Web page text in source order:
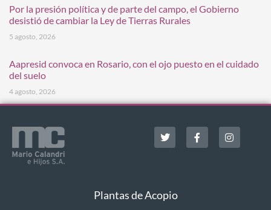
Por la presión política y de parte del campo, el Gobierno
desistió de cambiar la Ley de Tierras Rurales
5 agosto, 2026
Aapresid convoca en Rosario, con el ojo puesto en el cuidado
del suelo
4 agosto, 2026
Plantas de Acopio